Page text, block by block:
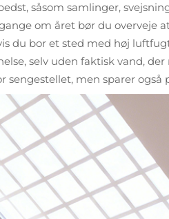
såsom samlinger,
om året bør du overveje
bor et sted med høj
selv uden faktisk vand,
men sparer også